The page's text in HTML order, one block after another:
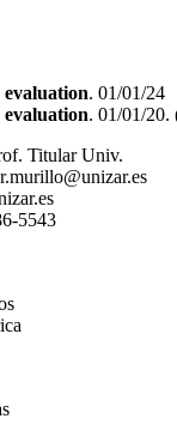
. 01/01/24
. 01/01/20.
Titular Univ.
5543